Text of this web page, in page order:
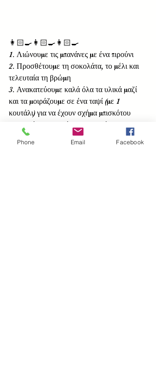
👩🏻‍🍳👩🏻‍🍳👩🏻‍🍳
1. Λιώνουμε τις μπανάνες με ένα πιρούνι
2. Προσθέτουμε τη σοκολάτα, το μέλι και
τελευταία τη βρώμη
3. Ανακατεύουμε καλά όλα τα υλικά μαζί
και τα μοιράζουμε σε ένα ταψί (με 1
κουτάλι) για να έχουν σχήμα μπισκότου
4. Τα ψήνουμε περίπου 15 λεπτά στους
200°C
Phone Email Facebook